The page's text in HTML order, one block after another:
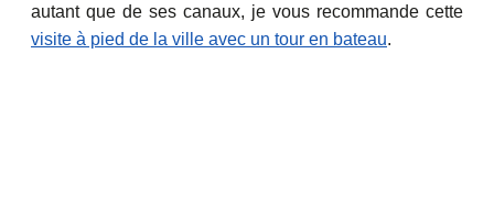
autant que de ses canaux, je vous recommande cette
visite à pied de la ville avec un tour en bateau.